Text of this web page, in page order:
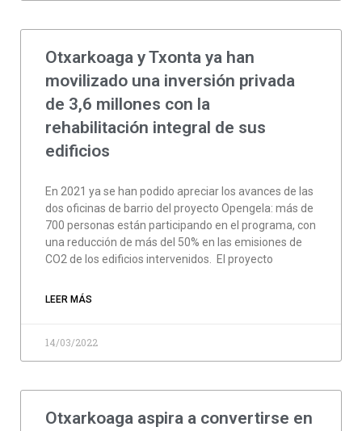
Otxarkoaga y Txonta ya han
movilizado una inversión privada
de 3,6 millones con la
rehabilitación integral de sus
edificios
En 2021 ya se han podido apreciar los avances de las
dos oficinas de barrio del proyecto Opengela: más de
700 personas están participando en el programa, con
una reducción de más del 50% en las emisiones de
CO2 de los edificios intervenidos. El proyecto
LEER MÁS
14/03/2022
Otxarkoaga aspira a convertirse en